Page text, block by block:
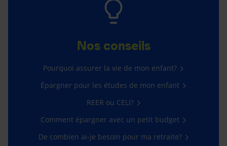
Nos conseils
Pourquoi assurer la vie de mon enfant?
Épargner pour les études de mon enfant
REER ou CELI?
Comment épargner avec un petit budget
De combien ai-je besoin pour ma retraite?